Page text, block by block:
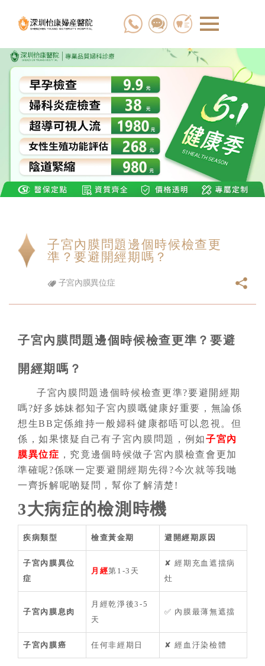
子宮內膜問題邊個時候檢查更
準？要避開經期嗎？
子宮內膜異位症
子宮內膜問題邊個時候檢查更準？要避
開經期嗎？
子宮內膜問題邊個時候檢查更準?要避開經期
嗎?好多姊妹都知子宮內膜嘅健康好重要，無論係
想生BB定係維持一般婦科健康都唔可以忽視。但
係，如果懷疑自己有子宮內膜問題，例如子宮內
膜異位症 ，究竟邊個時候做子宮內膜檢查會更加
準確呢?係咪一定要避開經期先得?今次就等我哋
一齊拆解呢啲疑問，幫你了解清楚!
3大病症的檢測時機
疾病類型 檢查黃金期 避開經期原因
子宮內膜異位
症
月經第1-3天
✘ 經期充血遮擋病
灶
子宮內膜息肉
月經乾淨後3-5
天
✅ 內膜最薄無遮擋
子宮內膜癌 任何非經期日 ✘ 經血汙染檢體